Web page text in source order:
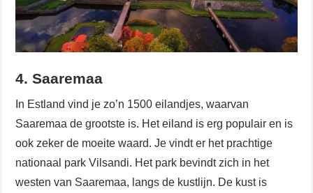
4. Saaremaa
In Estland vind je zo’n 1500 eilandjes, waarvan
Saaremaa de grootste is. Het eiland is erg populair en is
ook zeker de moeite waard. Je vindt er het prachtige
nationaal park Vilsandi. Het park bevindt zich in het
westen van Saaremaa, langs de kustlijn. De kust is